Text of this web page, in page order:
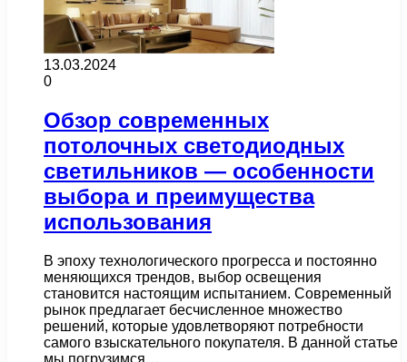
13.03.2024
0
Обзор современных
потолочных светодиодных
светильников — особенности
выбора и преимущества
использования
В эпоху технологического прогресса и постоянно
меняющихся трендов, выбор освещения
становится настоящим испытанием. Современный
рынок предлагает бесчисленное множество
решений, которые удовлетворяют потребности
самого взыскательного покупателя. В данной статье
мы погрузимся…